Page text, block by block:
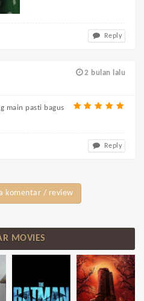
Reply
2 bulan lalu
main pasti bagus
Reply
komentar / review
MOVIES